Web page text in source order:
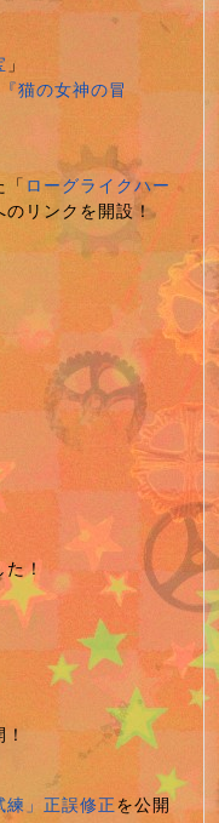
」
猫の女神の冒
「ローグライクハー
のリンクを開設！
！
練」正誤修正を公開